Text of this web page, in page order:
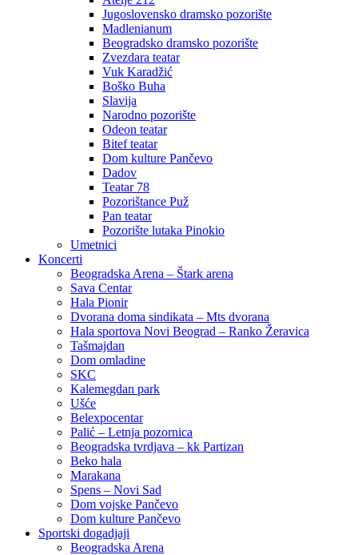
Jugoslovensko dramsko pozorište
Madlenianum
Beogradsko dramsko pozorište
Zvezdara teatar
Vuk Karadžić
Boško Buha
Slavija
Narodno pozorište
Odeon teatar
Bitef teatar
Dom kulture Pančevo
Dadov
Teatar 78
Pozorištance Puž
Pan teatar
Pozorište lutaka Pinokio
Umetnici
Koncerti
Beogradska Arena – Štark arena
Sava Centar
Hala Pionir
Dvorana doma sindikata – Mts dvorana
Hala sportova Novi Beograd – Ranko Žeravica
Tašmajdan
Dom omladine
SKC
Kalemegdan park
Ušće
Belexpocentar
Palić – Letnja pozornica
Beogradska tvrdjava – kk Partizan
Beko hala
Marakana
Spens – Novi Sad
Dom vojske Pančevo
Dom kulture Pančevo
Sportski dogadjaji
Beogradska Arena